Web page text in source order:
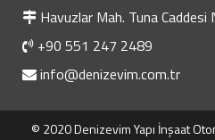
Havuzlar Mah. Tuna Caddesi
+90 551 247 2489
info@denizevim.com.tr
© 2020 Denizevim Yapı İnşaat